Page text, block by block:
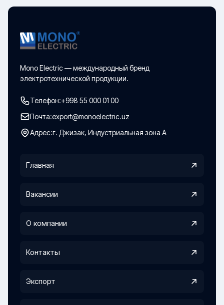
Mono Electric — международный бренд
электротехнической продукции.
Телефон:+998 55 000 01 00
Почта:export@monoelectric.uz
Адрес:г. Джизак, Индустриальная зона А
Главная
Вакансии
О компании
Контакты
Экспорт